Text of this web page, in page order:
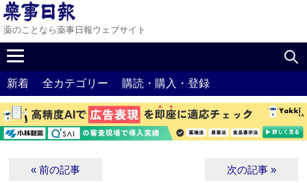
薬のことなら薬事日報ウェブサイト
新着 全カテゴリー 購読・購入・登録
« 前の記事 次の記事 »